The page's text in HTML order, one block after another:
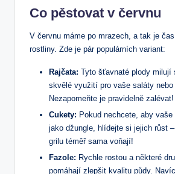
Co pěstovat v červnu
V červnu máme po mrazech, a tak je
rostliny. Zde je pár populárních variant:
Rajčata: Tyto šťavnaté plody milují
skvělé využití pro vaše saláty nebo
Nezapomeňte je pravidelně zalévat!
Cukety: Pokud nechcete, aby
jako džungle, hlídejte si jejich růst
grilu téměř sama voňají!
Fazole: Rychle rostou a některé
pomáhají zlepšit kvalitu půdy.